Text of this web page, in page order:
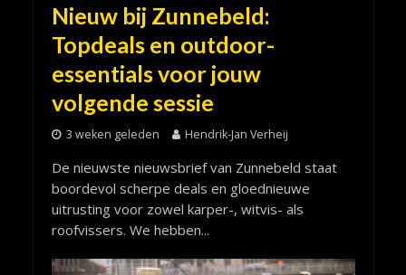
Nieuw bij Zunnebeld:
Topdeals en outdoor-
essentials voor jouw
volgende sessie
3 weken geleden Hendrik-Jan Verheij
De nieuwste nieuwsbrief van Zunnebeld staat
boordevol scherpe deals en gloednieuwe
uitrusting voor zowel karper-, witvis- als
roofvissers. We hebben...